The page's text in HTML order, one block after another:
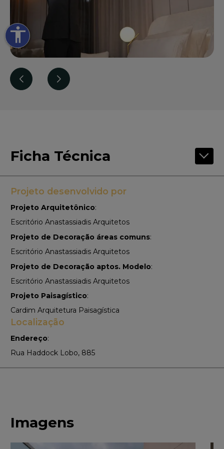
Ficha Técnica
Projeto desenvolvido por
Projeto Arquitetônico:
Escritório Anastassiadis Arquitetos
Projeto de Decoração áreas comuns:
Escritório Anastassiadis Arquitetos
Projeto de Decoração aptos. Modelo:
Escritório Anastassiadis Arquitetos
Projeto Paisagístico:
Cardim Arquitetura Paisagística
Localização
Endereço:
Rua Haddock Lobo, 885
Imagens
accessibility